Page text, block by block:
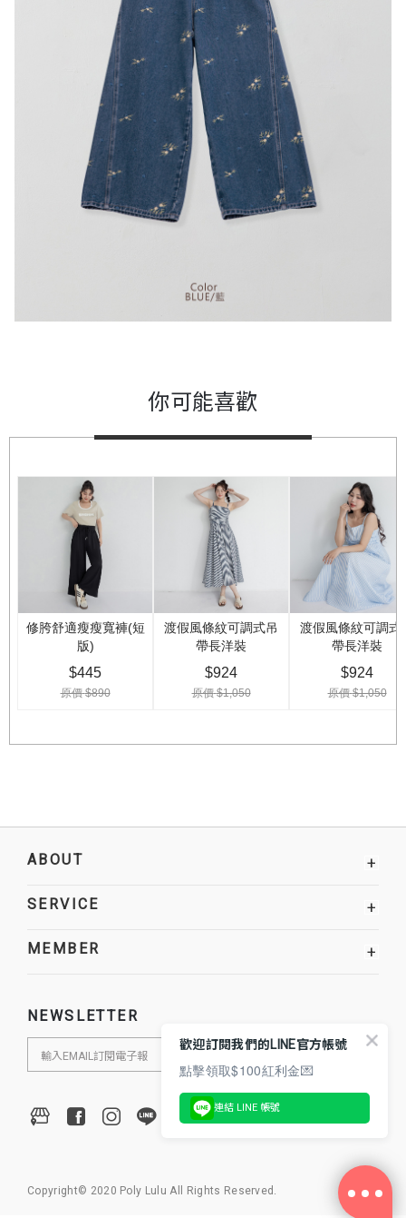
你可能喜歡
ABOUT +
SERVICE +
MEMBER +
NEWSLETTER
Copyright© 2020 Poly Lulu All Rights Reserved.
歡迎訂閱我們的LINE官方帳號
點擊領取$100紅利金💌
連結 LINE 帳號